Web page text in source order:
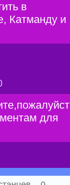
в
Катманду и
для